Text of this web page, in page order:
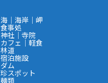
海｜海岸｜岬
食事処
神社｜寺院
カフェ｜軽食
林道
宿泊施設
ダム
珍スポット
麺類